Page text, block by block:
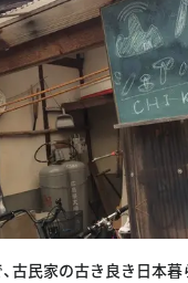
古民家の古き良き日本